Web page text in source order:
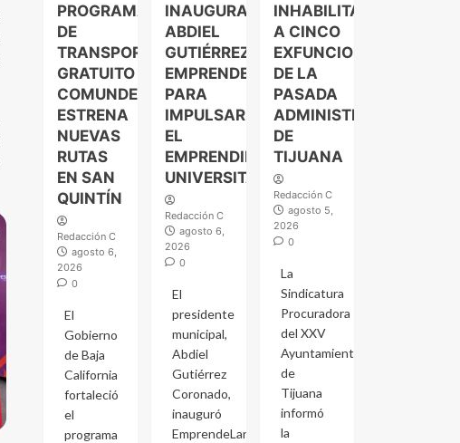
PROGRAMA
DE
TRANSPORTE
GRATUITO
COMUNDER
ESTRENA
NUEVAS
RUTAS
EN SAN
QUINTÍN
Redacción C
agosto 6,
2026
0
El
Gobierno
de Baja
California
fortaleció
el
programa
INAUGURA
ABDIEL
GUTIÉRREZ
EMPRENDELAND
PARA
IMPULSAR
EL
EMPRENDIMIENTO
UNIVERSITARIO
Redacción C
agosto 6,
2026
0
El
presidente
municipal,
Abdiel
Gutiérrez
Coronado,
inauguró
EmprendeLand
INHABILITAN
A CINCO
EXFUNCIONARIOS
DE LA
PASADA
ADMINISTRACIÓN
DE
TIJUANA
Redacción C
agosto 5,
2026
0
La
Sindicatura
Procuradora
del XXV
Ayuntamiento
de
Tijuana
informó
la